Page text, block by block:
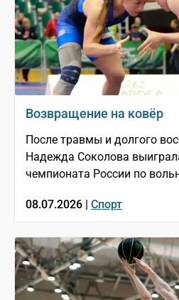
Возвращение на ковёр
После травмы и долгого
Надежда Соколова
чемпионата России по
08.07.2026 | Спорт